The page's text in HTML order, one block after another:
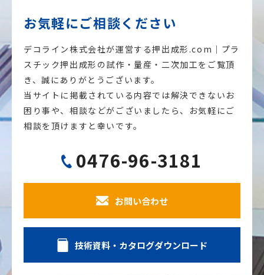
お気軽にご相談ください
デコライン株式会社が運営する押出成形.com｜プラ
スチック押出成形の試作・量産・二次加工をご覧頂
き、誠にありがとうございます。
当サイトに掲載されている内容では解決できないお
困り事や、相談などがございましたら、お気軽にご
相談を頂けますと幸いです。
0476-96-3181
お問い合わせ
技術資料・カタログダウンロード